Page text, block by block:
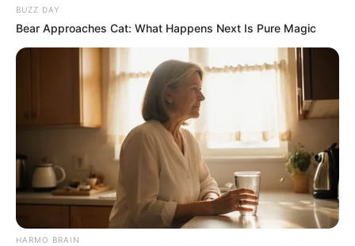
BUZZ DAY
Bear Approaches Cat: What Happens Next Is Pure Magic
HARMO BRAIN